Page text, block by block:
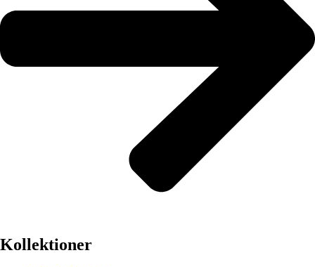
Kollektioner